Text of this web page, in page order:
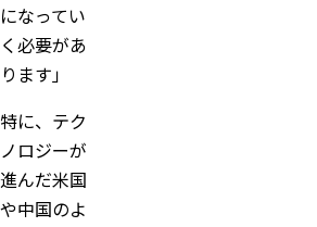
になってい
く必要があ
ります」
特に、テク
ノロジーが
進んだ米国
や中国のよ